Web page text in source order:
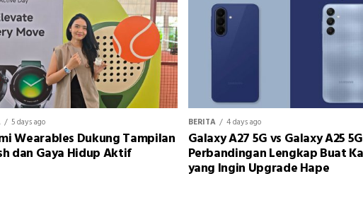
5 days ago
Wearables Dukung Tampilan
dan Gaya Hidup Aktif
BERITA 4 days ago
Galaxy A27 5G vs Galaxy A25
Perbandingan Lengkap Buat
yang Ingin Upgrade Hape